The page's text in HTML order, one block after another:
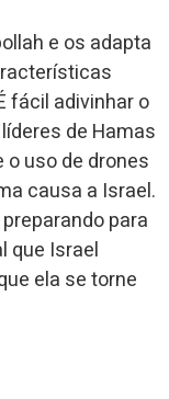
e os adapta
fácil adivinhar o
de Hamas
o uso de drones
causa a Israel.
para
que Israel
ela se torne